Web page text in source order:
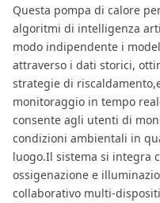
Questa pompa di calore
algoritmi di intelligenza
modo indipendente i
attraverso i dati storici,
strategie di
monitoraggio in tempo
consente agli utenti di
condizioni ambientali in
luogo.Il sistema si integra
ossigenazione e
collaborativo multi-